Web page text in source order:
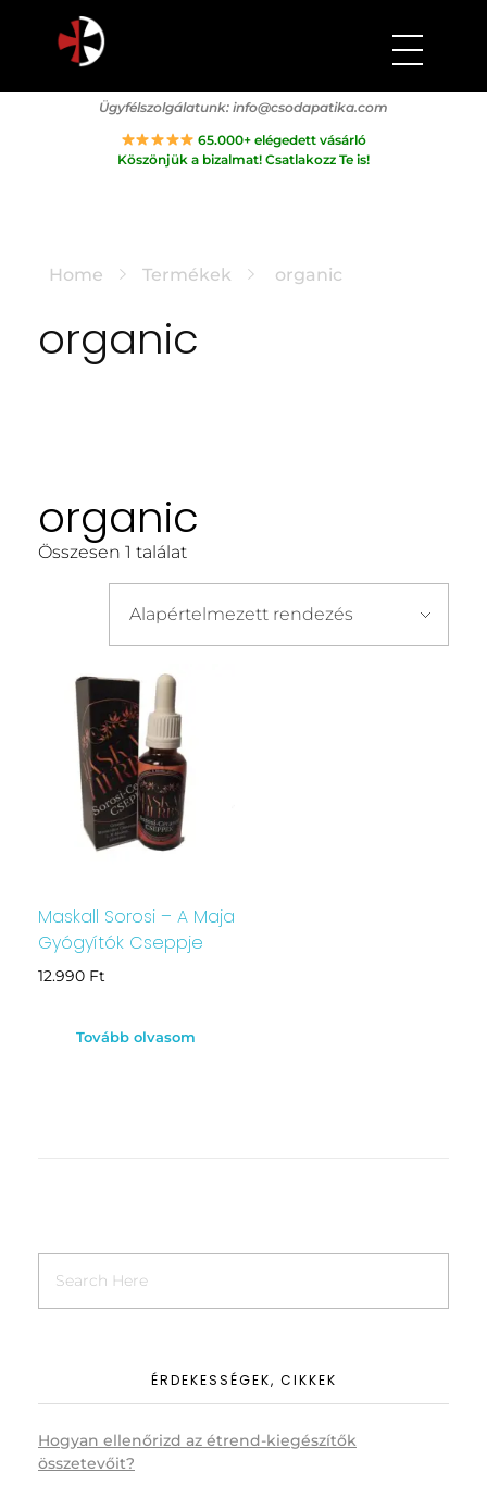
Csodapatika
Természet gyógyereje.
Ügyfélszolgálatunk: info@csodapatika.com
65.000+ elégedett vásárló
Köszönjük a bizalmat! Csatlakozz Te is!
Home Termékek organic
organic
organic
Összesen 1 találat
Maskall Sorosi – A Maja
Gyógyítók Cseppje
12.990 Ft
Tovább olvasom
ÉRDEKESSÉGEK, CIKKEK
Hogyan ellenőrizd az étrend-kiegészítők
összetevőit?